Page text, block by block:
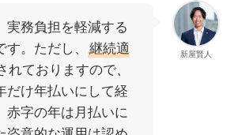
新屋賢人
実務負担を軽減する
。ただし、
継続適
れておりますので、
だけ年払いにして経
赤字の年は月払いに